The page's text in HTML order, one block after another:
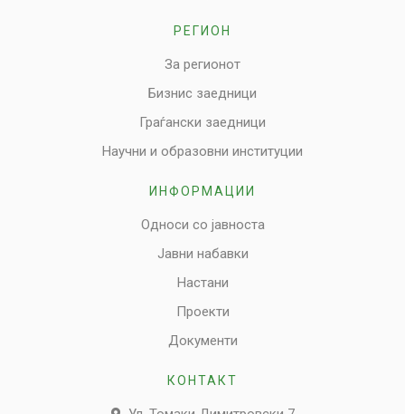
РЕГИОН
За регионот
Бизнис заедници
Граѓански заедници
Научни и образовни институции
ИНФОРМАЦИИ
Односи со јавноста
Јавни набавки
Настани
Проекти
Документи
КОНТАКТ